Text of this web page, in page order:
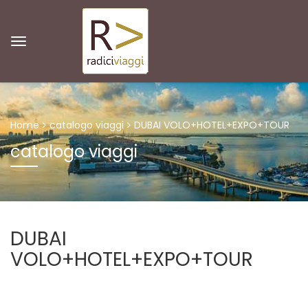
Home catalogo viaggi DUBAI VOLO+HOTEL+EXPO+TOUR
catalogo viaggi
DUBAI
VOLO+HOTEL+EXPO+TOUR